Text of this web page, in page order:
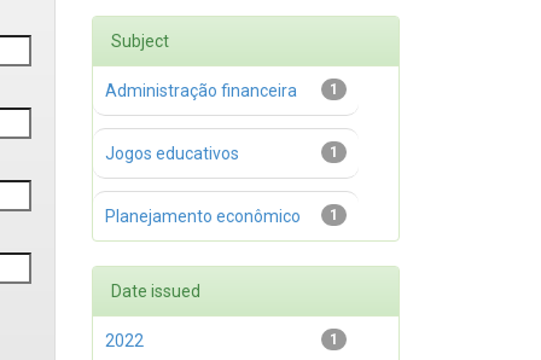
Subject
1
Administração financeira
1
Jogos educativos
1
Planejamento econômico
Date issued
1
2022